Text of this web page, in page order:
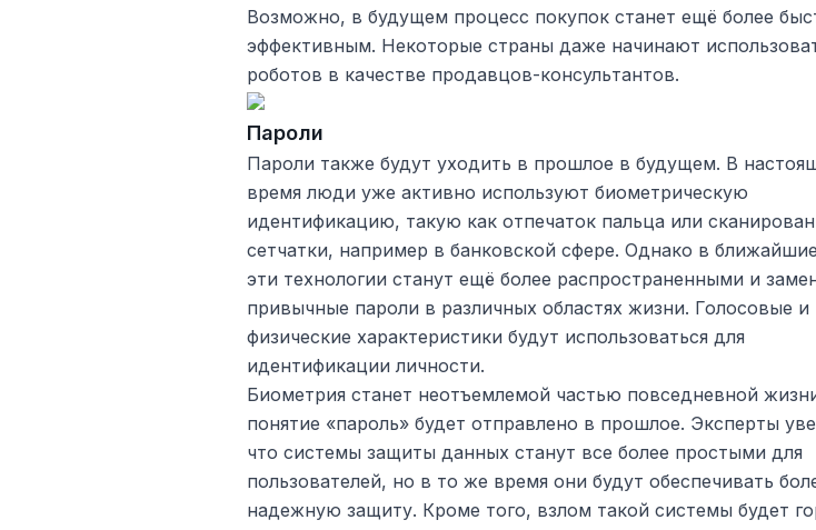
Возможно, в будущем процесс покупок станет ещё более
эффективным. Некоторые страны даже начинают
роботов в качестве продавцов-консультантов.
Пароли
Пароли также будут уходить в прошлое в будущем. В
время люди уже активно используют биометрическую
идентификацию, такую как отпечаток пальца или
сетчатки, например в банковской сфере. Однако в
эти технологии станут ещё более распространенными и
привычные пароли в различных областях жизни. Голосовые и
физические характеристики будут использоваться для
идентификации личности.
Биометрия станет неотъемлемой частью повседневной
понятие «пароль» будет отправлено в прошлое. Эксперты
что системы защиты данных станут все более простыми для
пользователей, но в то же время они будут обеспечивать
надежную защиту. Кроме того, взлом такой системы будет